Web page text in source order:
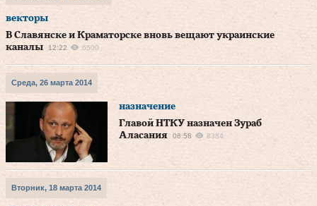
векторы
В Славянске и Краматорске вновь вещают украинские
каналы
12:22 6500
Среда, 26 марта 2014
назначение
Главой НТКУ назначен Зураб
Аласания
08:58 8384
Вторник, 18 марта 2014